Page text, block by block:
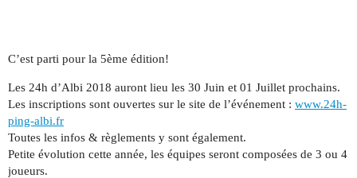
C’est parti pour la 5ème édition!
Les 24h d’Albi 2018 auront lieu les 30 Juin et 01 Juillet prochains.
Les inscriptions sont ouvertes sur le site de l’événement : www.24h-
ping-albi.fr
Toutes les infos & règlements y sont également.
Petite évolution cette année, les équipes seront composées de 3 ou 4
joueurs.